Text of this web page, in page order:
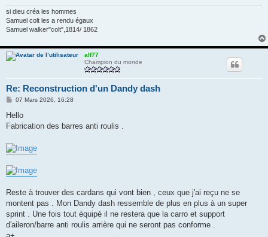
si dieu créa les hommes
Samuel colt les a rendu égaux
Samuel walker"colt",1814/ 1862
alf77
Champion du monde
Re: Reconstruction d'un Dandy dash
M
s
a
e
07 Mars 2026, 16:28
Hello
Fabrication des barres anti roulis .
Reste à trouver des cardans qui vont bien , ceux que j'ai reçu ne se
montent pas . Mon Dandy dash ressemble de plus en plus à un super
sprint . Une fois tout équipé il ne restera que la carro et support
d'aileron/barre anti roulis arrière qui ne seront pas conforme .